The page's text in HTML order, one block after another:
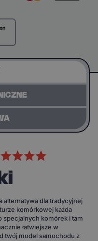
alternatywa dla tradycyjnej
komórkowej każda
specjalnych komórek i tam
łatwiejsze w
twój model samochodu z